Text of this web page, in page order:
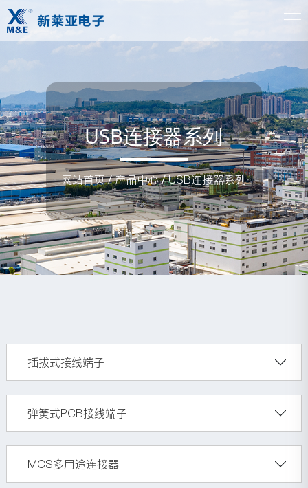
USB连接器系列
网站首页/产品中心/USB连接器系列
插拔式接线端子
弹簧式PCB接线端子
MCS多用途连接器